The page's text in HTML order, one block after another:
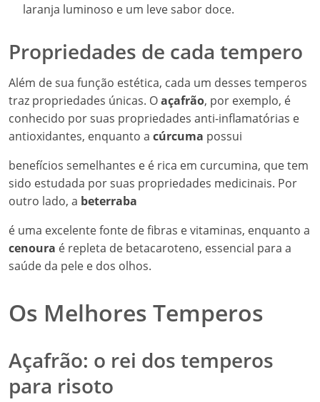
laranja luminoso e um leve sabor doce.
Propriedades de cada tempero
Além de sua função estética, cada um desses temperos
traz propriedades únicas. Oaçafrão, por exemplo, é
conhecido por suas propriedades anti-inflamatórias e
antioxidantes, enquanto a cúrcuma possui
benefícios semelhantes e é rica em curcumina, que tem
sido estudada por suas propriedades medicinais. Por
outro lado, a beterraba
é uma excelente fonte de fibras e vitaminas, enquanto a
cenoura é repleta de betacaroteno, essencial para a
saúde da pele e dos olhos.
Os Melhores Temperos
Açafrão: o rei dos temperos
para risoto